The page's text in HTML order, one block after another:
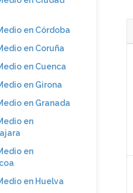
en Córdoba
en Coruña
en Cuenca
en Girona
en Granada
en
en
en Huelva